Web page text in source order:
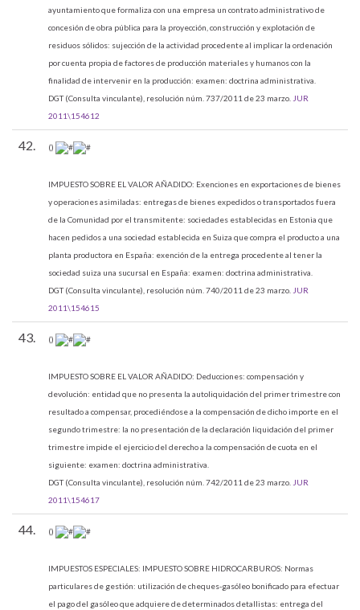
ayuntamiento que formaliza con una empresa un contrato administrativo de
concesión de obra pública para la proyección, construcción y explotación de
residuos sólidos: sujección de la actividad procedente al implicar la ordenación
por cuenta propia de factores de producción materiales y humanos con la
finalidad de intervenir en la producción: examen: doctrina administrativa.
DGT (Consulta vinculante), resolución núm. 737/2011 de 23 marzo. JUR
2011\154612
42. ()
IMPUESTO SOBRE EL VALOR AÑADIDO: Exenciones en exportaciones de bienes
y operaciones asimiladas: entregas de bienes expedidos o transportados fuera
de la Comunidad por el transmitente: sociedades establecidas en Estonia que
hacen pedidos a una sociedad establecida en Suiza que compra el producto a una
planta productora en España: exención de la entrega procedente al tener la
sociedad suiza una sucursal en España: examen: doctrina administrativa.
DGT (Consulta vinculante), resolución núm. 740/2011 de 23 marzo. JUR
2011\154615
43. ()
IMPUESTO SOBRE EL VALOR AÑADIDO: Deducciones: compensación y
devolución: entidad que no presenta la autoliquidación del primer trimestre con
resultado a compensar, procediéndose a la compensación de dicho importe en el
segundo trimestre: la no presentación de la declaración liquidación del primer
trimestre impide el ejercicio del derecho a la compensación de cuota en el
siguiente: examen: doctrina administrativa.
DGT (Consulta vinculante), resolución núm. 742/2011 de 23 marzo. JUR
2011\154617
44. ()
IMPUESTOS ESPECIALES: IMPUESTO SOBRE HIDROCARBUROS: Normas
particulares de gestión: utilización de cheques-gasóleo bonificado para efectuar
el pago del gasóleo que adquiere de determinados detallistas: entrega del